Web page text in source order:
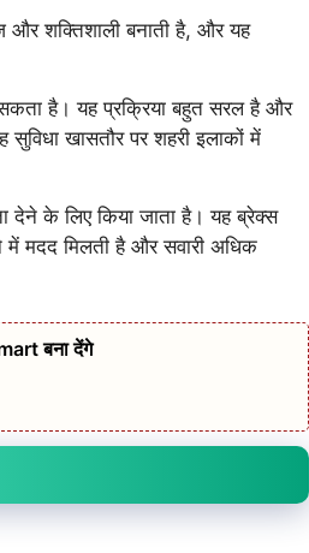
शक्तिशाली बनाती है, और यह
है। यह प्रक्रिया बहुत सरल है और
खासतौर पर शहरी इलाकों में
देने के लिए किया जाता है। यह ब्रेक्स
में मदद मिलती है और सवारी अधिक
बना देंगे